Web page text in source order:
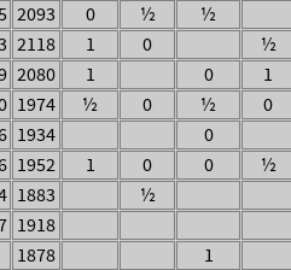
2093 0 ½ ½
2118 1 0 ½
2080 1 0 1
1974 ½ 0 ½ 0
1934 0
1952 1 0 0 ½
1883 ½
1918
1878 1